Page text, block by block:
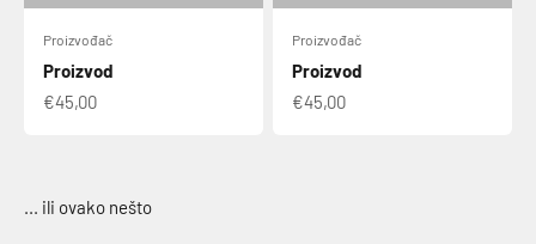
Proizvođač
Proizvod
€45,00
Proizvođač
Proizvod
€45,00